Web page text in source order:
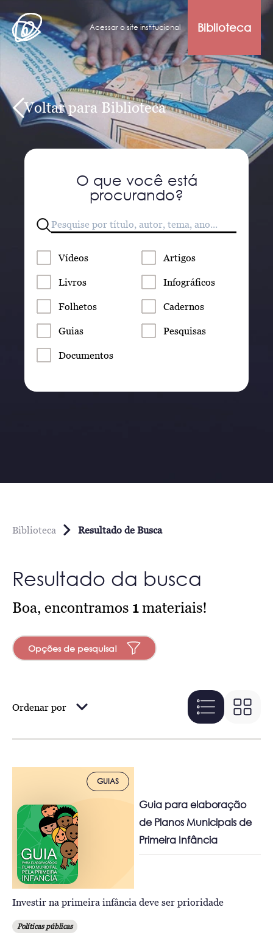
Acessar o site institucional Biblioteca
Voltar para Biblioteca
O que você está
procurando?
Vídeos Artigos
Livros Infográficos
Folhetos Cadernos
Guias Pesquisas
Documentos
Biblioteca Resultado de Busca
Resultado da busca
Boa, encontramos 1materiais!
Opções de pesquisa!
Ordenar por
GUIAS
Guia para elaboração
de Planos Municipais de
Primeira Infância
Investir na primeira infância deve ser prioridade
Políticas públicas